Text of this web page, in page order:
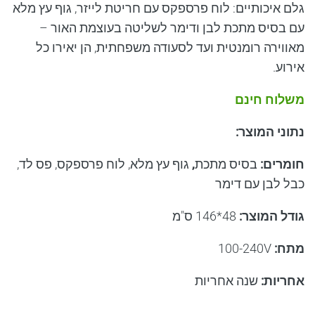
גלם איכותיים: לוח פרספקס עם חריטת לייזר, גוף עץ מלא
עם בסיס מתכת לבן ודימר לשליטה בעוצמת האור –
מאווירה רומנטית ועד לסעודה משפחתית, הן יאירו כל
אירוע.
משלוח חינם
נתוני המוצר:
חומרים: בסיס מתכת, גוף עץ מלא, לוח פרספקס, פס לד,
כבל לבן עם דימר
גודל המוצר: 48*146 ס"מ
מתח:
אחריות: שנה אחריות